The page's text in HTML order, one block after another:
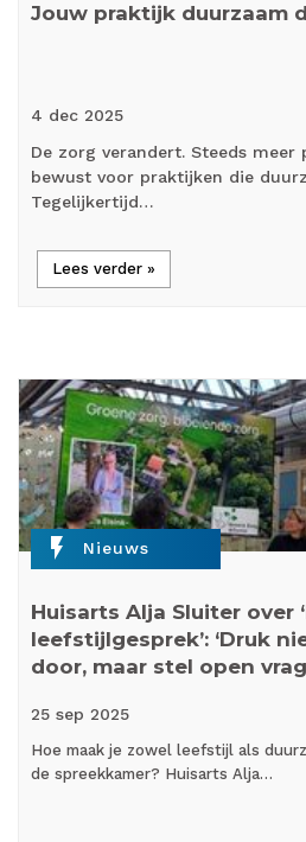
Jouw praktijk duurzaam
4 dec 2025
De zorg verandert. Steeds meer
bewust voor praktijken die
Tegelijkertijd…
Lees verder »
flash_on Nieuws
Huisarts Alja Sluiter over
leefstijlgesprek’: ‘Druk
door, maar stel open
25 sep 2025
Hoe maak je zowel leefstijl als
de spreekkamer? Huisarts Alja…